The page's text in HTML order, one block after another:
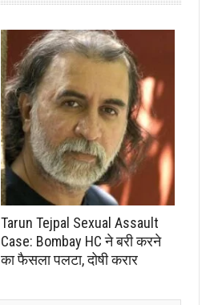
Tarun Tejpal Sexual Assault
Case: Bombay HC ने बरी करने
का फैसला पलटा, दोषी करार